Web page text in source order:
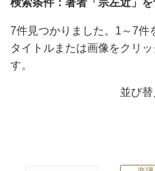
検索条件：著者「宗左近」
7件見つかりました。 1～7件
タイトルまたは画像をクリ
す。
並び替